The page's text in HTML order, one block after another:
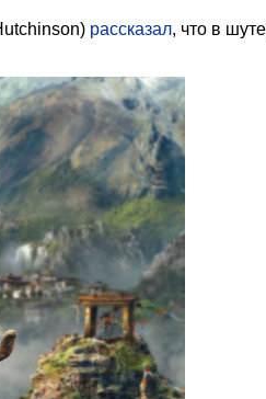
рассказал, что в